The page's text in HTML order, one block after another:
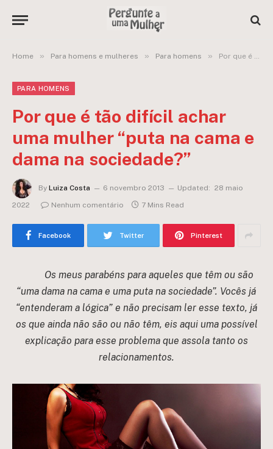
Home » Para homens e mulheres » Para homens » Por que é tão difícil achar uma mulher “puta na cama e dama na sociedade?”
PARA HOMENS
Por que é tão difícil achar
uma mulher “puta na cama e
dama na sociedade?”
By Luiza Costa 6 novembro 2013 Updated: 28 maio
2022
Nenhum comentário 7 Mins Read
Facebook Twitter Pinterest
Os meus parabéns para aqueles que têm ou são
“uma dama na cama e uma puta na sociedade”. Vocês já
“entenderam a lógica” e não precisam ler esse texto, já
os que ainda não são ou não têm, eis aqui uma possível
explicação para esse problema que assola tanto os
relacionamentos.